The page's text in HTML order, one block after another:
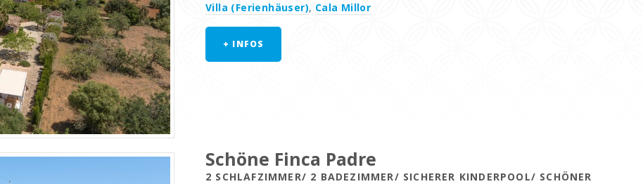
Villa (Ferienhäuser), Cala Millor
+ INFOS
Schöne Finca Padre
2 SCHLAFZIMMER/ 2 BADEZIMMER/ SICHERER KINDERPOOL/ SCHÖNER